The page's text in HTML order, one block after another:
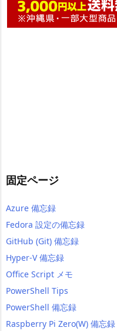
固定ページ
Azure 備忘録
Fedora 設定の備忘録
GitHub (Git) 備忘録
Hyper-V 備忘録
Office Script メモ
PowerShell Tips
PowerShell 備忘録
Raspberry Pi Zero(W) 備忘録